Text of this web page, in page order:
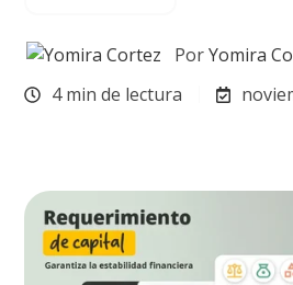
PorYomira
4 min de lectura